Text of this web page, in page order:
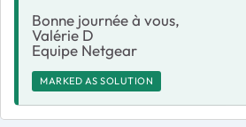
Bonne journée à vous,
Valérie D
Equipe Netgear
MARKED AS SOLUTION